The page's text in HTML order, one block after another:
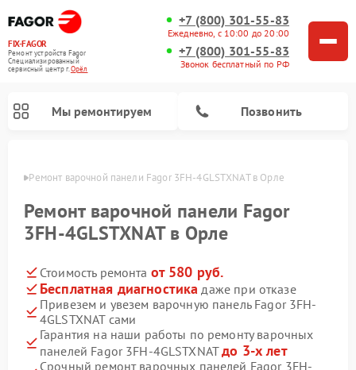
FIX-FAGOR
Ремонт устройств Fagor
Специализированный
cервисный центр г.Орёл
+7 (800) 301-55-83
Ежедневно, с 10:00 до 20:00
+7 (800) 301-55-83
Звонок бесплатный по РФ
Мы ремонтируем Позвонить
Ремонт варочной панели Fagor 3FH-4GLSTXNAT в Орле
Ремонт варочной панели Fagor
3FH-4GLSTXNAT в Орле
Стоимость ремонта от 580 руб.
Бесплатная диагностика даже при отказе
Привезем и увезем варочную панель Fagor 3FH-
4GLSTXNAT сами
Гарантия на наши работы по ремонту варочных
панелей Fagor 3FH-4GLSTXNATдо 3-х лет
Срочный ремонт варочных панелей Fagor 3FH-